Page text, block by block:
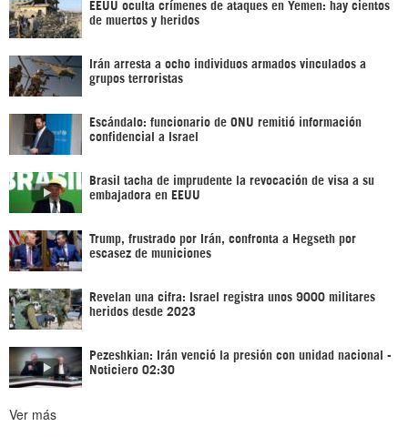
EEUU oculta crímenes de ataques en Yemen: hay cientos
de muertos y heridos
Irán arresta a ocho individuos armados vinculados a
grupos terroristas
Escándalo: funcionario de ONU remitió información
confidencial a Israel
Brasil tacha de imprudente la revocación de visa a su
embajadora en EEUU
Trump, frustrado por Irán, confronta a Hegseth por
escasez de municiones
Revelan una cifra: Israel registra unos 9000 militares
heridos desde 2023
Pezeshkian: Irán venció la presión con unidad nacional -
Noticiero 02:30
Ver más